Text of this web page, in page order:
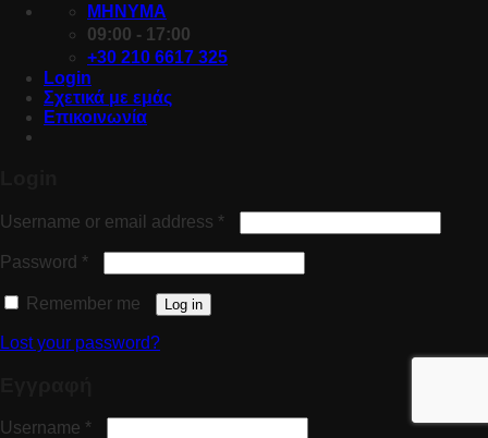
ΜΗΝΥΜΑ
09:00 - 17:00
+30 210 6617 325
Login
Σχετικά με εμάς
Επικοινωνία
Username or email address *
Password *
Remember me Log in
Lost your password?
Username *